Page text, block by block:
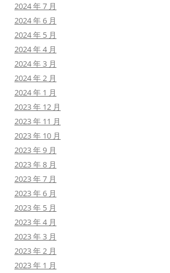
2024 年 7 月
2024 年 6 月
2024 年 5 月
2024 年 4 月
2024 年 3 月
2024 年 2 月
2024 年 1 月
2023 年 12 月
2023 年 11 月
2023 年 10 月
2023 年 9 月
2023 年 8 月
2023 年 7 月
2023 年 6 月
2023 年 5 月
2023 年 4 月
2023 年 3 月
2023 年 2 月
2023 年 1 月